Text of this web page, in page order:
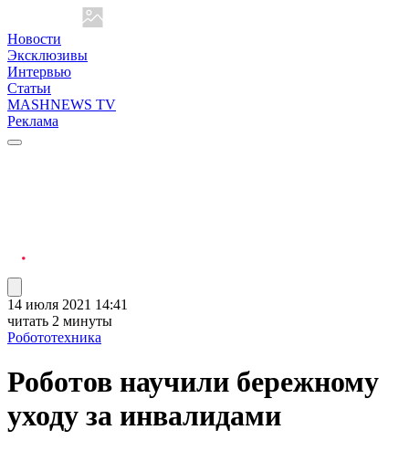
Новости
Эксклюзивы
Интервью
Статьи
MASHNEWS TV
Реклама
14 июля 2021 14:41
читать 2 минуты
Робототехника
Роботов научили бережному
уходу за инвалидами